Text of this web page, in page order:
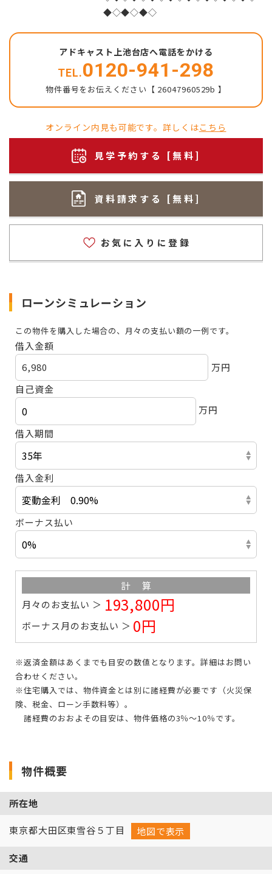
◆◇◆◇◆◇
アドキャスト上池台店へ電話をかける
TEL.0120-941-298
物件番号をお伝えください【 26047960529b 】
オンライン内見も可能です。詳しくはこちら
見学予約する [無料]
資料請求する [無料]
お気に入りに登録
ローンシミュレーション
この物件を購入した場合の、月々の支払い額の一例です。
借入金額
6,980
万円
自己資金
万円
借入期間
借入金利
ボーナス払い
計算
月々のお支払い
193,800円
ボーナス月のお支払い 0円
※返済金額はあくまでも目安の数値となります。詳細はお問い
合わせください。
※住宅購入では、物件資金とは別に諸経費が必要です （火災保
険、税金、ローン手数料等）。
諸経費のおおよその目安は、物件価格の3％～10％です。
物件概要
所在地
東京都大田区東雪谷５丁目 地図で表示
交通